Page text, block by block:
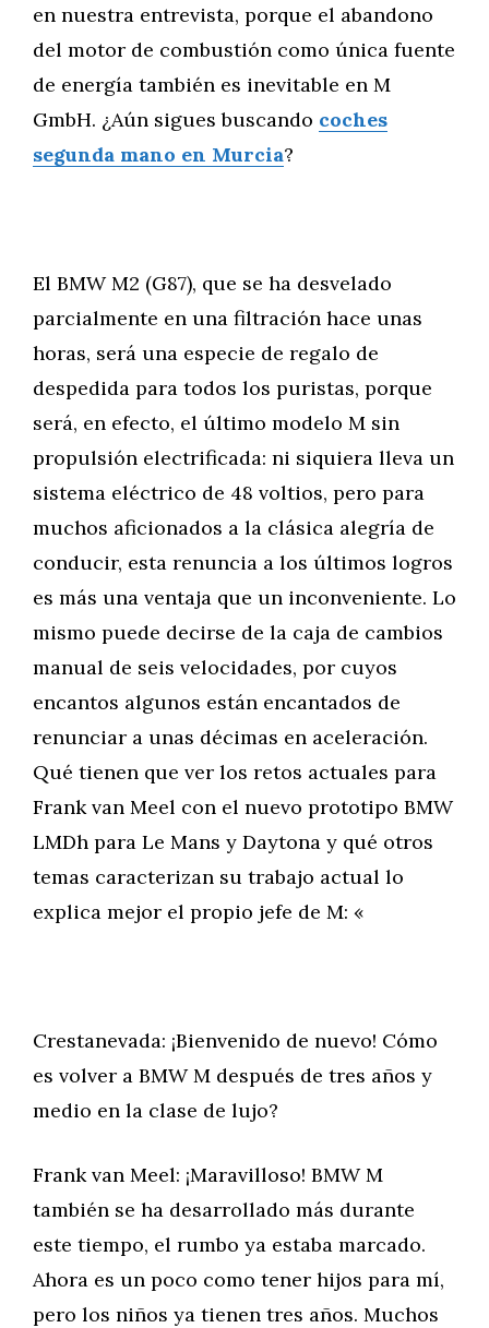
en nuestra entrevista, porque el abandono
del motor de combustión como única fuente
de energía también es inevitable en M
GmbH. ¿Aún sigues buscando coches
segunda mano en Murcia?
El BMW M2 (G87), que se ha desvelado
parcialmente en una filtración hace unas
horas, será una especie de regalo de
despedida para todos los puristas, porque
será, en efecto, el último modelo M sin
propulsión electrificada: ni siquiera lleva un
sistema eléctrico de 48 voltios, pero para
muchos aficionados a la clásica alegría de
conducir, esta renuncia a los últimos logros
es más una ventaja que un inconveniente. Lo
mismo puede decirse de la caja de cambios
manual de seis velocidades, por cuyos
encantos algunos están encantados de
renunciar a unas décimas en aceleración.
Qué tienen que ver los retos actuales para
Frank van Meel con el nuevo prototipo BMW
LMDh para Le Mans y Daytona y qué otros
temas caracterizan su trabajo actual lo
explica mejor el propio jefe de M: «
Crestanevada: ¡Bienvenido de nuevo! Cómo
es volver a BMW M después de tres años y
medio en la clase de lujo?
Frank van Meel: ¡Maravilloso! BMW M
también se ha desarrollado más durante
este tiempo, el rumbo ya estaba marcado.
Ahora es un poco como tener hijos para mí,
pero los niños ya tienen tres años. Muchos